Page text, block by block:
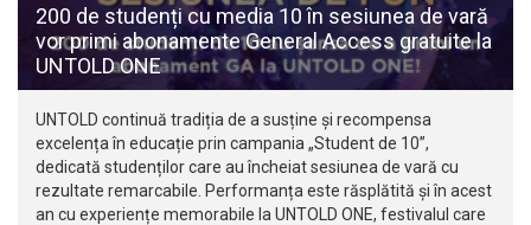
200 de studenți cu media 10 în sesiunea de vară
vor primi abonamente General Access gratuite la
UNTOLD ONE
UNTOLD continuă tradiția de a susține și recompensa
excelența în educație prin campania „Student de 10”,
dedicată studenților care au încheiat sesiunea de vară cu
rezultate remarcabile. Performanța este răsplătită și în acest
an cu experiențe memorabile la UNTOLD ONE, festivalul care